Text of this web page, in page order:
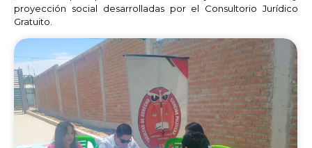
proyección social desarrolladas por el Consultorio Jurídico
Gratuito.